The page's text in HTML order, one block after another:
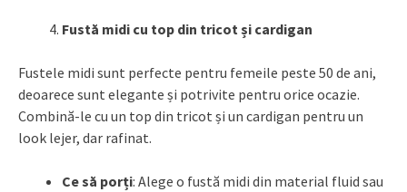
Fustă midi cu top din tricot și cardigan
Fustele midi sunt perfecte pentru femeile peste 50 de ani,
deoarece sunt elegante și potrivite pentru orice ocazie.
Combină-le cu un top din tricot și un cardigan pentru un
look lejer, dar rafinat.
Ce să porți: Alege o fustă midi din material fluid sau